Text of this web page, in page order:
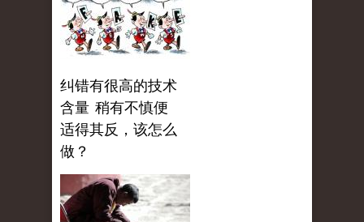
纠错有很高的技术
含量 稍有不慎便
适得其反，该怎么
做？